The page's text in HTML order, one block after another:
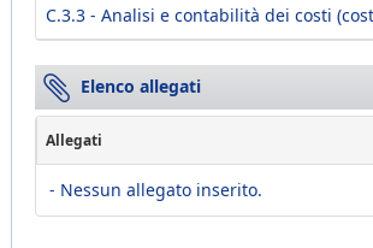
C.3.3 - Analisi e contabilità dei costi
Elenco allegati
Allegati
- Nessun allegato inserito.